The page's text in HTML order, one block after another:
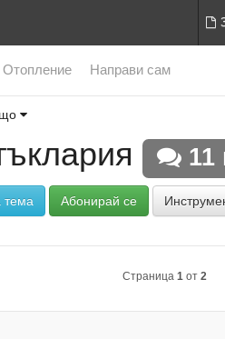
Отопление Направи сам
11
тема Абонирай се
Страница 1от 2